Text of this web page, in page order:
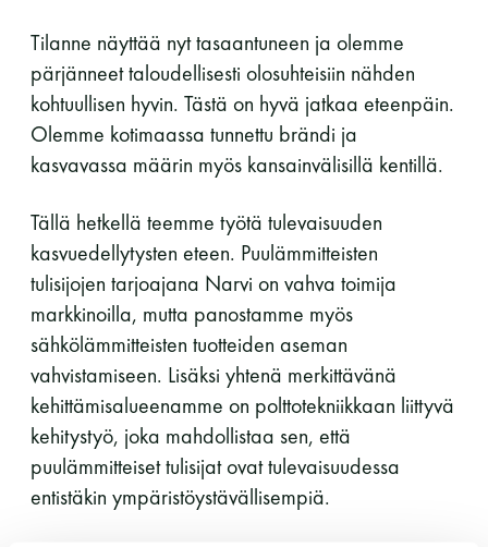
Tilanne näyttää nyt tasaantuneen ja olemme
pärjänneet taloudellisesti olosuhteisiin nähden
kohtuullisen hyvin. Tästä on hyvä jatkaa eteenpäin.
Olemme kotimaassa tunnettu brändi ja
kasvavassa määrin myös kansainvälisillä kentillä.
Tällä hetkellä teemme työtä tulevaisuuden
kasvuedellytysten eteen. Puulämmitteisten
tulisijojen tarjoajana Narvi on vahva toimija
markkinoilla, mutta panostamme myös
sähkölämmitteisten tuotteiden aseman
vahvistamiseen. Lisäksi yhtenä merkittävänä
kehittämisalueenamme on polttotekniikkaan liittyvä
kehitystyö, joka mahdollistaa sen, että
puulämmitteiset tulisijat ovat tulevaisuudessa
entistäkin ympäristöystävällisempiä.